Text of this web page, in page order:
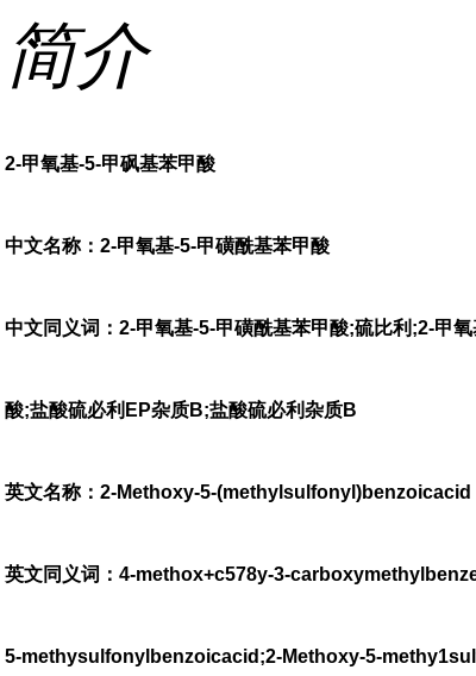
简介
2-甲氧基-5-甲砜基苯甲酸
中文名称：2-甲氧基-5-甲磺酰基苯甲酸
中文同义词：2-甲氧基-5-甲磺酰基苯甲酸;硫比利;2-甲
酸;盐酸硫必利EP杂质B;盐酸硫必利杂质B
英文名称：2-Methoxy-5-(methylsulfonyl)benzoicacid
英文同义词：4-methox+c578y-3-
5-methysulfonylbenzoicacid;2-Methoxy-5-